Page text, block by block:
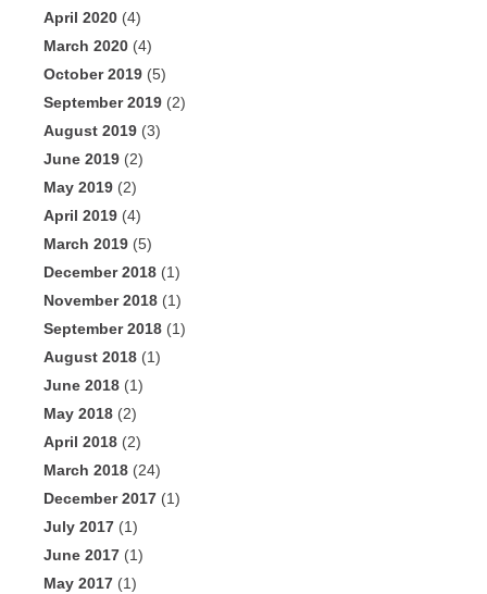
April 2020 (4)
March 2020 (4)
October 2019 (5)
September 2019 (2)
August 2019 (3)
June 2019 (2)
May 2019 (2)
April 2019 (4)
March 2019 (5)
December 2018 (1)
November 2018 (1)
September 2018 (1)
August 2018 (1)
June 2018 (1)
May 2018 (2)
April 2018 (2)
March 2018 (24)
December 2017 (1)
July 2017 (1)
June 2017 (1)
May 2017 (1)